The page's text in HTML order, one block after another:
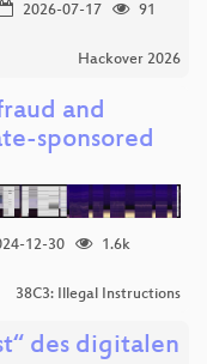
2026-07-17
91
Hackover 2026
and
sponsored
12-30
1.6k
38C3: Illegal Instructions
des digitalen